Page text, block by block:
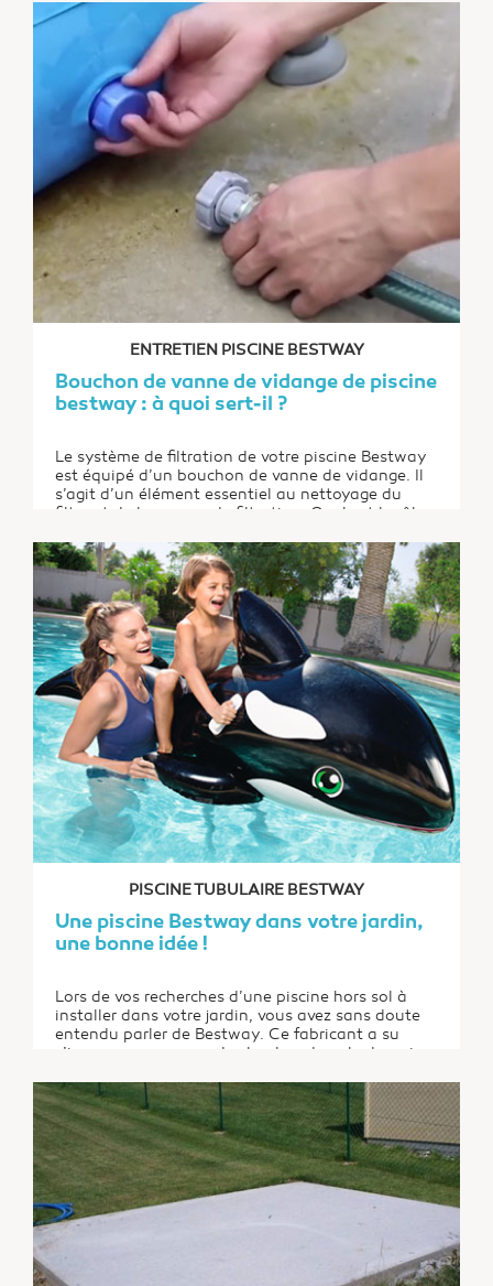
d’installation. Vous n’aurez pas besoin d’effectuer
de grands travaux. En vous y mettant à deux...
ENTRETIEN PISCINE BESTWAY
Bouchon de vanne de vidange de piscine
bestway : à quoi sert-il ?
Le système de filtration de votre piscine Bestway
est équipé d’un bouchon de vanne de vidange. Il
s’agit d’un élément essentiel au nettoyage du
filtre et de la pompe de filtration. Quel est le rôle
en servir ?
PISCINE TUBULAIRE BESTWAY
Une piscine Bestway dans votre jardin,
une bonne idée !
Lors de vos recherches d’une piscine hors sol à
installer dans votre jardin, vous avez sans doute
entendu parler de Bestway. Ce fabricant a su
s’imposer comme un des leaders dans le domaine.
tubulaires et autoportantes vendus en kit. Cette
entreprise propose également des équipements...